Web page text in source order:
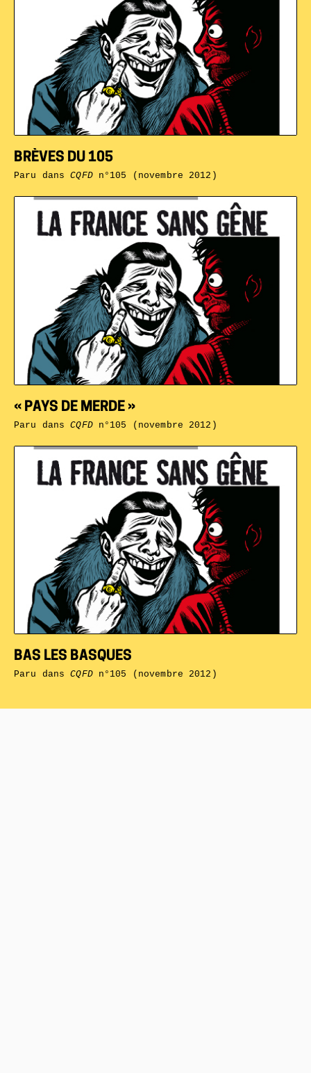
BAS LES BASQUES
Paru dansCQFDn°105 (novembre 2012)
« PAYS DE MERDE »
Paru dansCQFDn°105 (novembre 2012)
BRÈVES DU 105
Paru dansCQFDn°105 (novembre 2012)